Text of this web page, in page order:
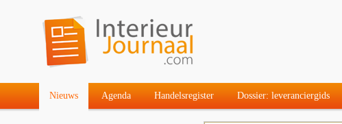
Nieuws Agenda Handelsregister Dossier: leveranciergids